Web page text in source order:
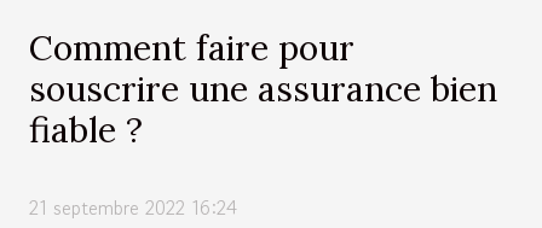
Comment faire pour
souscrire une assurance bien
fiable ?
21 septembre 2022 16:24